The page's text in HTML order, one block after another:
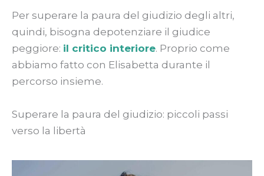
Per superare la paura del giudizio degli altri,
quindi, bisogna depotenziare il giudice
peggiore: il critico interiore. Proprio come
abbiamo fatto con Elisabetta durante il
percorso insieme.
Superare la paura del giudizio: piccoli passi
verso la libertà